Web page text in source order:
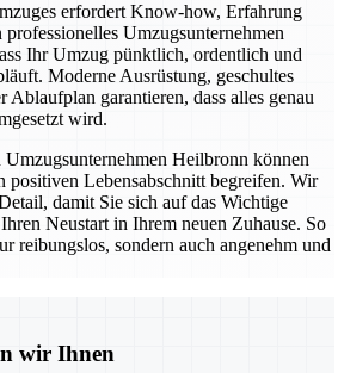
erfordert Know-how, Erfahrung
Umzugsunternehmen
Ihr Umzug pünktlich, ordentlich und
Moderne Ausrüstung, geschultes
Ablaufplan garantieren, dass alles genau
wird.
Heilbronn können
positiven Lebensabschnitt begreifen. Wir
damit Sie sich auf das Wichtige
Neustart in Ihrem neuen Zuhause. So
reibungslos, sondern auch angenehm und
wir Ihnen